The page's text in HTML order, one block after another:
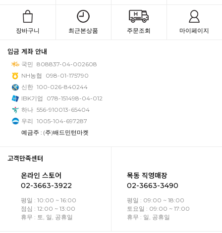
장바구니 최근본상품 주문조회 마이페이지
입금 계좌 안내
국민 808837-04-002608
NH농협
098-01-175790
신한 100-026-840244
IBK기업
078-151498-04-012
하나 556-910013-65404
우리 1005-104-697287
예금주 : (주)배드민턴마켓
고객만족센터
온라인 스토어
02-3663-3922
평일 : 10:00 ~ 16:00
점심 : 12:00 ~ 13:00
휴무 : 토, 일, 공휴일
목동 직영매장
02-3663-3490
평일 : 09:00 ~ 18:00
토요일 : 09:00 ~ 17:00
휴무 : 일, 공휴일